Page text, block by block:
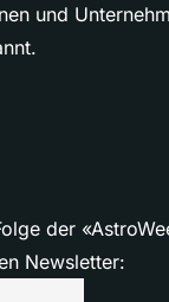
und
der
Newsletter: